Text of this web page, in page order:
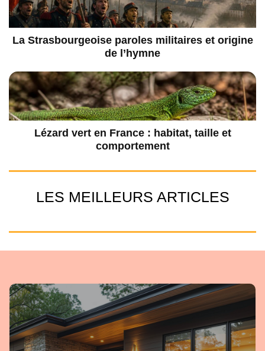
La Strasbourgeoise paroles militaires et origine
de l’hymne
Lézard vert en France : habitat, taille et
comportement
LES MEILLEURS ARTICLES